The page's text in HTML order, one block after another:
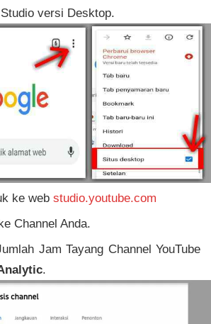
versi Desktop.
ke web studio.youtube.com
Channel Anda.
Jam Tayang Channel YouTube
.